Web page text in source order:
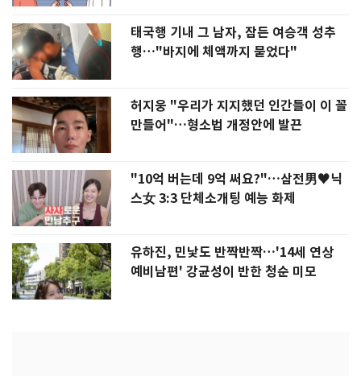
태국행 기내 그 남자, 잠든 여승객 성추
행…"바지에 체액까지 묻었다"
허지웅 "우리가 지지했던 인간들이 이 꼴
만들어"…형소법 개정안에 발끈
"10억 버는데 9억 써요?"…삼전男♥닉
스女 3:3 단체소개팅 예능 화제
유하진, 민낯도 반짝반짝…'14세 연상
예비남편' 강균성이 반한 청순 미모